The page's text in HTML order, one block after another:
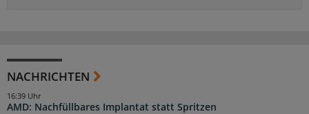
NACHRICHTEN
AMD: Nachfüllbares Implantat statt Spritzen
16:39 Uhr